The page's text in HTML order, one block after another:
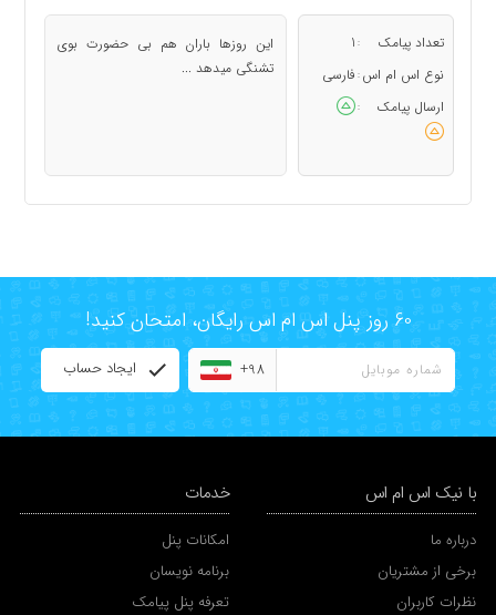
تعداد پیامک :
1
نوع اس ام اس : فارسی
ارسال پیامک
:
این روزها باران هم بی حضورت بوی
تشنگی میدهد ...
60 روز پنل اس ام اس رایگان، امتحان کنید!
+98 ایجاد حساب
با نیک اس ام اس
درباره ما
برخی از مشتریان
نظرات کاربران
خدمات
امکانات پنل
برنامه نویسان
تعرفه پنل پیامک